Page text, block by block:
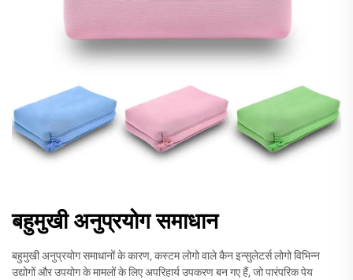
बहुमुखी अनुप्रयोग समाधान
बहुमुखी अनुप्रयोग समाधानों के कारण, कस्टम लोगो वाले कैन इन्सुलेटर्स लोगो विभिन्न
उद्योगों और उपयोग के मामलों के लिए अपरिहार्य उपकरण बन गए हैं, जो पारंपरिक पेय